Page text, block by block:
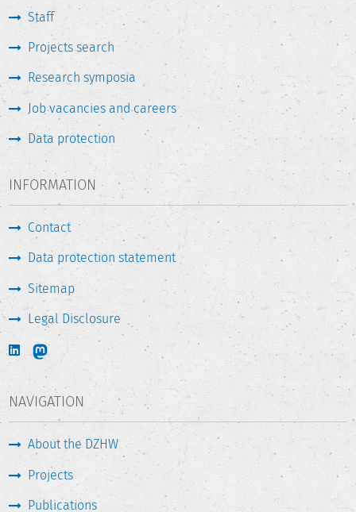
Staff
Projects search
Research symposia
Job vacancies and careers
Data protection
INFORMATION
Contact
Data protection statement
Sitemap
Legal Disclosure
NAVIGATION
About the DZHW
Projects
Publications